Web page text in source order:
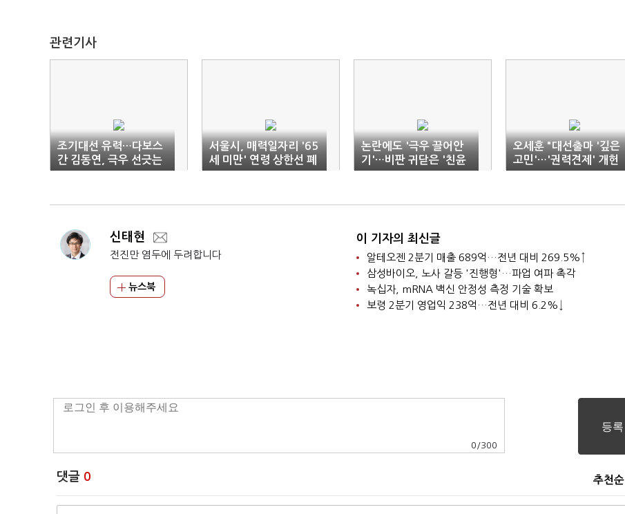
관련기사
조기대선 유력…다보스
간 김동연, 극우 선긋는
오세훈
서울시, 매력일자리 '65
세 미만' 연령 상한선 폐
지
논란에도 '극우 끌어안
기'…비판 귀닫은 '친윤
권영세'
오세훈 "대선출마 '깊은
고민'…'권력견제' 개헌
필요"
신태현
전진만 염두에 두려합니다
뉴스북
이 기자의 최신글
알테오젠 2분기 매출 689억…전년 대비 269.5%↑
삼성바이오, 노사 갈등 '진행형'…파업 여파 촉각
녹십자, mRNA 백신 안정성 측정 기술 확보
보령 2분기 영업익 238억…전년 대비 6.2%↓
0 /300
댓글 0 추천순